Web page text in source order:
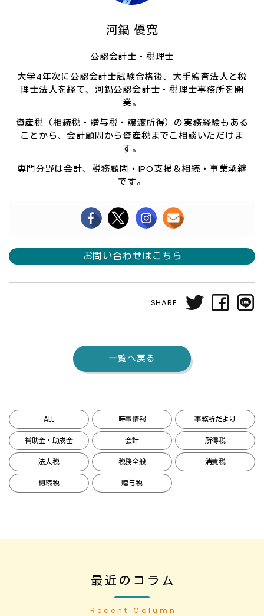
河鍋 優寛
公認会計士・税理士
大学4年次に公認会計士試験合格後、大手監査法人と税
理士法人を経て、河鍋公認会計士・税理士事務所を開
業。
資産税（相続税・贈与税・譲渡所得）の実務経験もある
ことから、会計顧問から資産税までご相談いただけま
す。
専門分野は会計、税務顧問・IPO支援＆相続・事業承継
です。
お問い合わせはこちら
SHARE
一覧へ戻る
ALL 時事情報 事務所だより
補助金・助成金 会計 所得税
法人税 税務全般 消費税
相続税 贈与税
最近のコラム
Recent Column